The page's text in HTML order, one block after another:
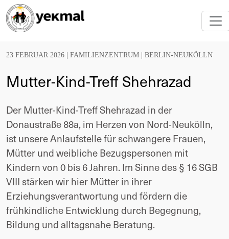
23 FEBRUAR 2026 | FAMILIENZENTRUM BERLIN-NEUKÖLLN
Mutter-Kind-Treff Shehrazad
Der Mutter-Kind-Treff Shehrazad in der
Donaustraße 88a, im Herzen von Nord-Neukölln,
ist unsere Anlaufstelle für schwangere Frauen,
Mütter und weibliche Bezugspersonen mit
Kindern von 0 bis 6 Jahren. Im Sinne des § 16 SGB
VIII stärken wir hier Mütter in ihrer
Erziehungsverantwortung und fördern die
frühkindliche Entwicklung durch Begegnung,
Bildung und alltagsnahe Beratung.